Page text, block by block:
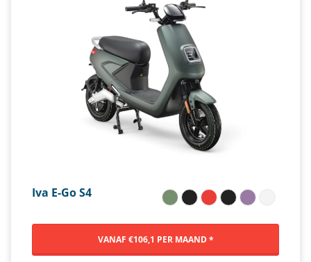
Iva E-Go S4
VANAF €106,1 PER MAAND *